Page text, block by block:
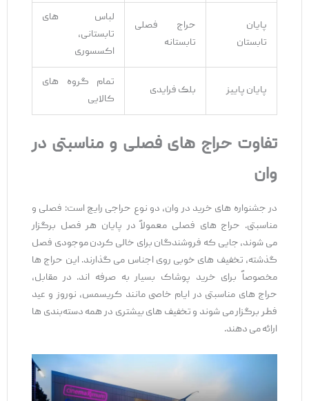
پایان
تابستان
حراج فصلی
تابستانه
لباس ‌های
تابستانی،
اکسسوری
پایان پاییز بلک فرایدی
تمام گروه ‌های
کالایی
تفاوت حراج‌ های فصلی و مناسبتی در
وان
در جشنواره ‌های خرید در وان، دو نوع حراجی رایج است: فصلی و
مناسبتی. حراج‌ های فصلی معمولاً در پایان هر فصل برگزار
می ‌شوند، جایی که فروشندگان برای خالی کردن موجودی فصل
گذشته، تخفیف ‌های خوبی روی اجناس می ‌گذارند. این حراج‌ ها
مخصوصاً برای خرید پوشاک بسیار به ‌صرفه ‌اند. در مقابل،
حراج‌ های مناسبتی در ایام خاصی مانند کریسمس، نوروز و عید
فطر برگزار می ‌شوند و تخفیف ‌های بیشتری در همه دسته‌بندی ‌ها
ارائه می ‌دهند.